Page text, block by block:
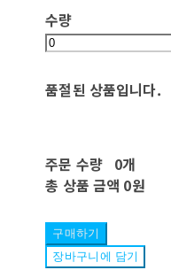
수량
품절된 상품입니다.
주문 수량 0개
총 상품 금액 0원
구매하기
장바구니에 담기